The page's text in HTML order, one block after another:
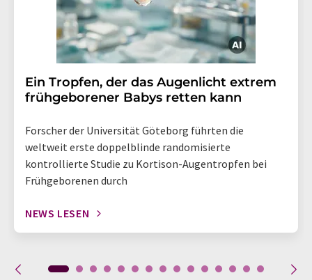
Ein Tropfen, der das Augenlicht extrem
frühgeborener Babys retten kann
Forscher der Universität Göteborg führten die
weltweit erste doppelblinde randomisierte
kontrollierte Studie zu Kortison-Augentropfen bei
Frühgeborenen durch
NEWS LESEN